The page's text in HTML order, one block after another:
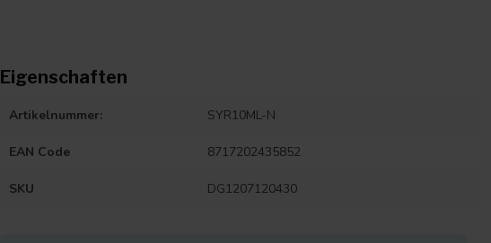
Eigenschaften
Artikelnummer: SYR10ML-N
EAN Code 8717202435852
SKU DG1207120430